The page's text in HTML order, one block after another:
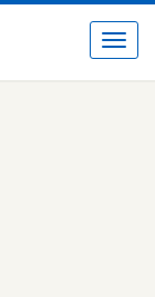
Toggle